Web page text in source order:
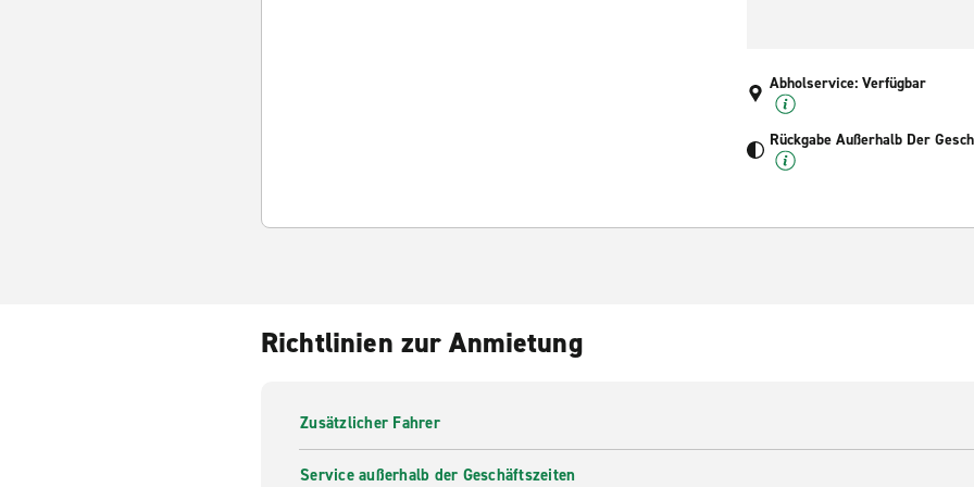
Abholservice: Verfügbar
Rückgabe Außerhalb Der
Richtlinien zur Anmietung
Zusätzlicher Fahrer
Service außerhalb der Geschäftszeiten